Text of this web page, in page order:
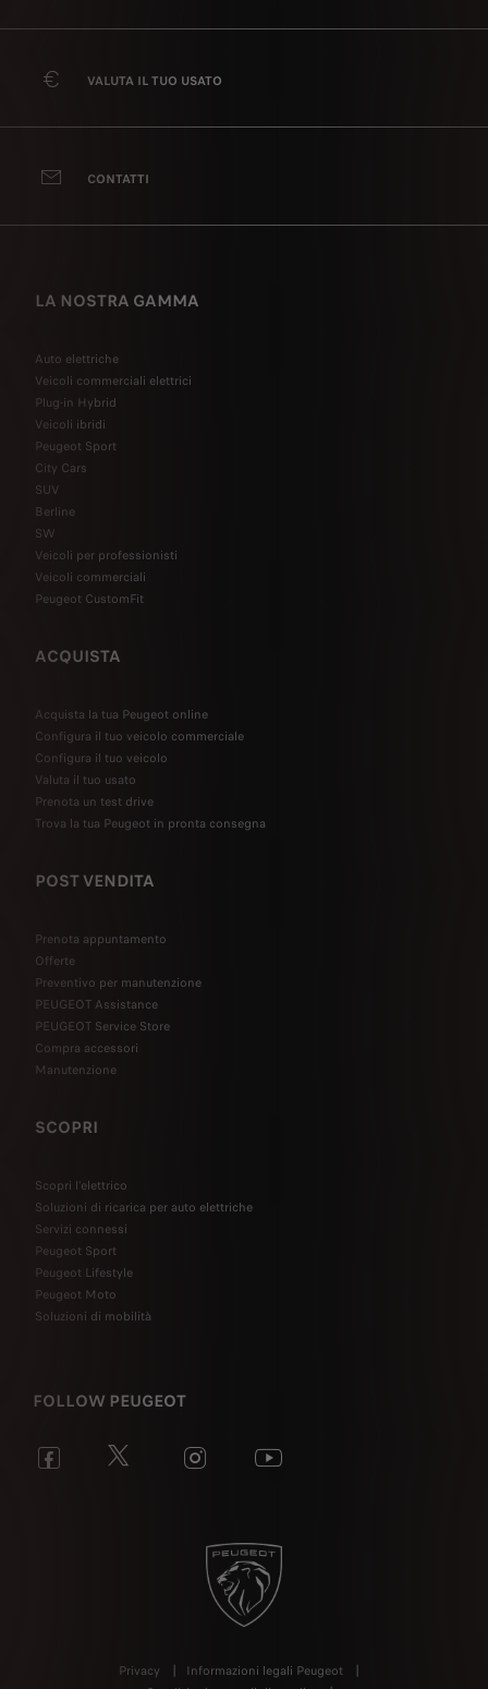
VALUTA IL TUO USATO
CONTATTI
LA NOSTRA GAMMA
Auto elettriche
Veicoli commerciali elettrici
Plug-in Hybrid
Veicoli ibridi
Peugeot Sport
City Cars
SUV
Berline
SW
Veicoli per professionisti
Veicoli commerciali
Peugeot CustomFit
ACQUISTA
Acquista la tua Peugeot online
Configura il tuo veicolo commerciale
Configura il tuo veicolo
Valuta il tuo usato
Prenota un test drive
Trova la tua Peugeot in pronta consegna
POST VENDITA
Prenota appuntamento
Offerte
Preventivo per manutenzione
PEUGEOT Assistance
PEUGEOT Service Store
Compra accessori
Manutenzione
SCOPRI
Scopri l’elettrico
Soluzioni di ricarica per auto elettriche
Servizi connessi
Peugeot Sport
Peugeot Lifestyle
Peugeot Moto
Soluzioni di mobilità
FOLLOW PEUGEOT
Privacy
Informazioni legali Peugeot